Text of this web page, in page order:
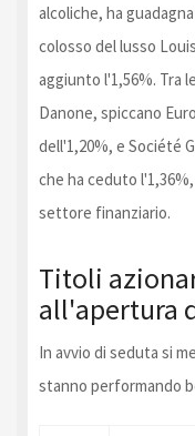
alcoliche, ha
colosso del lusso
aggiunto l'1,56%. Tra
Danone, spiccano
dell'1,20%, e Société
che ha ceduto
settore finanziario.
Titoli
all'apertura
In avvio di seduta si
stanno performando